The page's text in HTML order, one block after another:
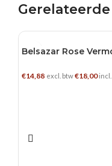
0.75 L
Belsazar Rose
€14,88 excl. btw€18,00incl.